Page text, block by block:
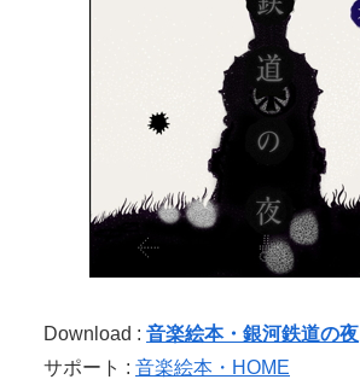
Download : 音楽絵本・銀河鉄道の夜
サポート : 音楽絵本・HOME